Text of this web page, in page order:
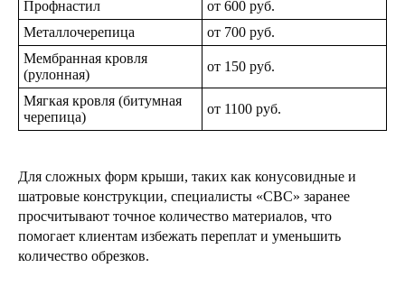
Профнастил
от 600 руб.
Металлочерепица
от 700 руб.
Мембранная кровля
(рулонная)
от 150 руб.
Мягкая кровля (битумная
черепица)
от 1100 руб.
Для сложных форм крыши, таких как конусовидные и
шатровые конструкции, специалисты «СВС» заранее
просчитывают точное количество материалов, что
помогает клиентам избежать переплат и уменьшить
количество обрезков.